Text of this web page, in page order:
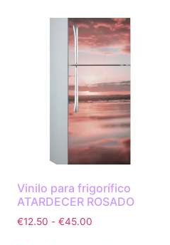
Vinilo para frigorífico
ATARDECER ROSADO
€12.50 - €45.00